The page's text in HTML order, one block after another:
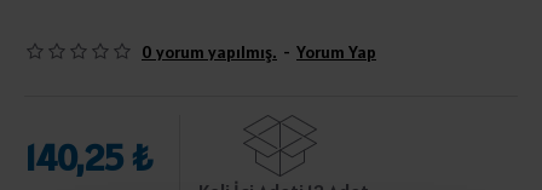
0 yorum yapılmış. - Yorum Yap
140,25 ₺